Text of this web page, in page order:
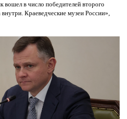
вошел в число победителей второго
Краеведческие музеи России»,